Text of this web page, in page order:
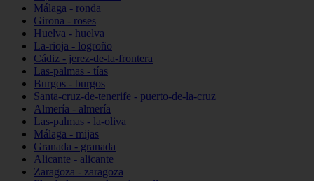
Málaga - ronda
Girona - roses
Huelva - huelva
La-rioja - logroño
Cádiz - jerez-de-la-frontera
Las-palmas - tías
Burgos - burgos
Santa-cruz-de-tenerife - puerto-de-la-cruz
Almería - almería
Las-palmas - la-oliva
Málaga - mijas
Granada - granada
Alicante - alicante
Zaragoza - zaragoza